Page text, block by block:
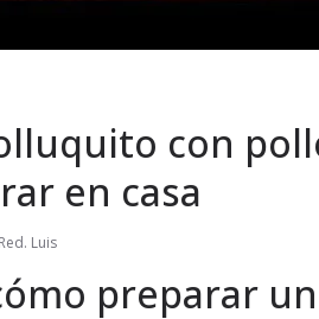
con
en casa
Luis
preparar